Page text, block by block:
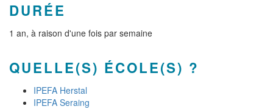
DURÉE
1 an, à raison d'une fois par semaine
QUELLE(S) ÉCOLE(S) ?
IPEFA Herstal
IPEFA Seraing